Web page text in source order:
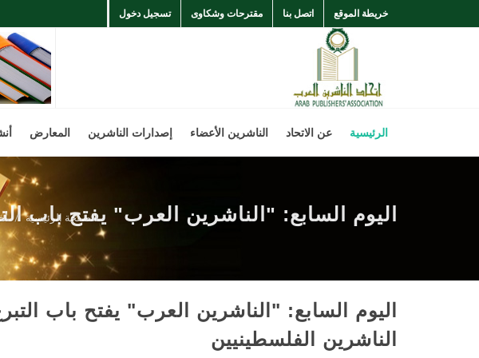
خريطة الموقع اتصل بنا مقترحات وشكاوى تسجيل دخول
الرئيسية عن الاتحاد الناشرين الأعضاء إصدارات الناشرين المعارض
اليوم السابع: "الناشرين العرب" يفتح باب
الصفحة الرئيسية
اليوم السابع: "الناشرين العرب" يفتح باب
الناشرين الفلسطينيين